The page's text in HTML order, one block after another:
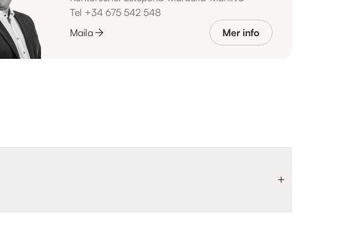
Tel +34 675 542 548
Maila
Mer info